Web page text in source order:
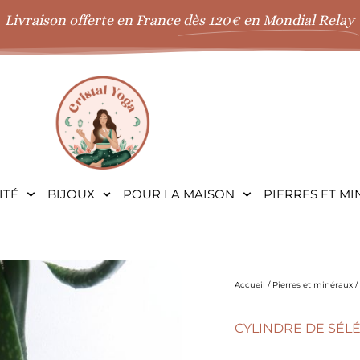
Livraison offerte en France dès 120€ en Mondial Relay
BIJOUX POUR LA MAISON PIERRES ET
Accueil / Pierres et minéraux/
CYLINDRE DE